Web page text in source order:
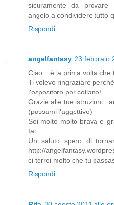
sicuramente da
angelo a condividere tutto
Rispondi
angelfantasy 23 febbraio
Ciao....è la prima volta che
Ti volevo ringraziare
l'espositore per collane!
Grazie alle tue
(passami l'aggettivo)
Sei molto molto brava e
fai
Un saluto spero di
http://
ci terrei molto che tu
Rispondi